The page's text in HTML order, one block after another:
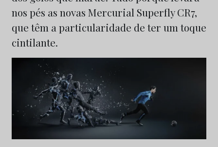
nos pés as novas Mercurial Superfly CR7,
que têm a particularidade de ter um toque
cintilante.